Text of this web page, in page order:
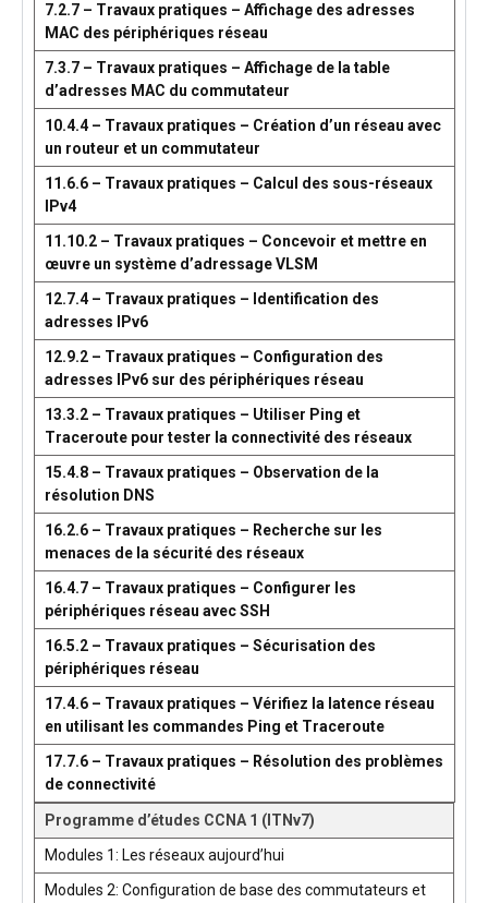
7.2.7 – Travaux pratiques – Affichage des adresses
MAC des périphériques réseau
7.3.7 – Travaux pratiques – Affichage de la table
d’adresses MAC du commutateur
10.4.4 – Travaux pratiques – Création d’un réseau avec
un routeur et un commutateur
11.6.6 – Travaux pratiques – Calcul des sous-réseaux
IPv4
11.10.2 – Travaux pratiques – Concevoir et mettre en
œuvre un système d’adressage VLSM
12.7.4 – Travaux pratiques – Identification des
adresses IPv6
12.9.2 – Travaux pratiques – Configuration des
adresses IPv6 sur des périphériques réseau
13.3.2 – Travaux pratiques – Utiliser Ping et
Traceroute pour tester la connectivité des réseaux
15.4.8 – Travaux pratiques – Observation de la
résolution DNS
16.2.6 – Travaux pratiques – Recherche sur les
menaces de la sécurité des réseaux
16.4.7 – Travaux pratiques – Configurer les
périphériques réseau avec SSH
16.5.2 – Travaux pratiques – Sécurisation des
périphériques réseau
17.4.6 – Travaux pratiques – Vérifiez la latence réseau
en utilisant les commandes Ping et Traceroute
17.7.6 – Travaux pratiques – Résolution des problèmes
de connectivité
Programme d’études CCNA 1 (ITNv7)
Modules 1: Les réseaux aujourd’hui
Modules 2: Configuration de base des commutateurs et